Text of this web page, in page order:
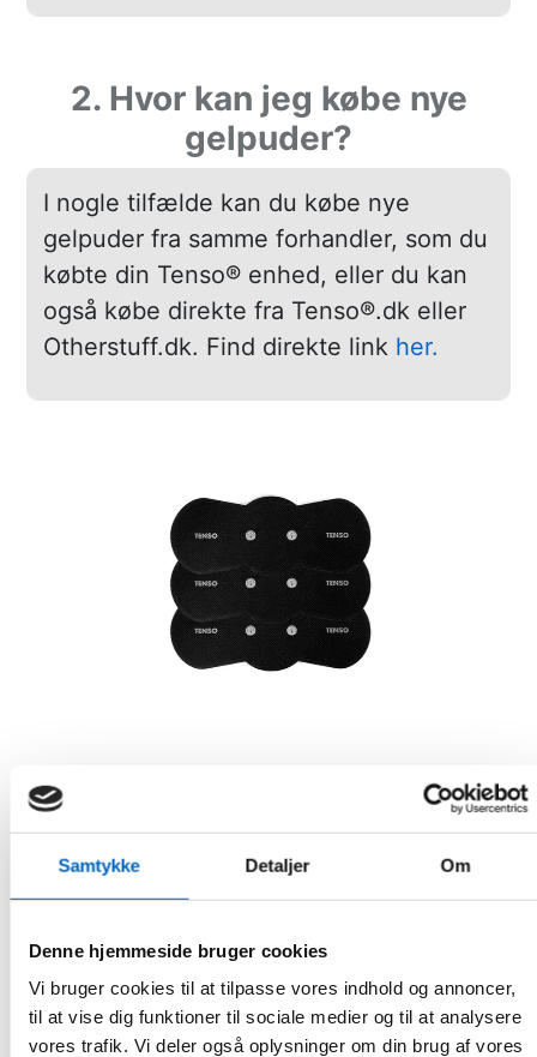
Samtykke Detaljer Om
Denne hjemmeside bruger cookies
Vi bruger cookies til at tilpasse vores indhold og annoncer,
til at vise dig funktioner til sociale medier og til at analysere
vores trafik. Vi deler også oplysninger om din brug af vores
2. Hvor kan jeg købe nye
gelpuder?
I nogle tilfælde kan du købe nye
gelpuder fra samme forhandler, som du
købte din Tenso® enhed, eller du kan
også købe direkte fra Tenso®.dk eller
Otherstuff.dk. Find direkte link her.
3. Hvor mange gange kan
gelpuderne benyttes?